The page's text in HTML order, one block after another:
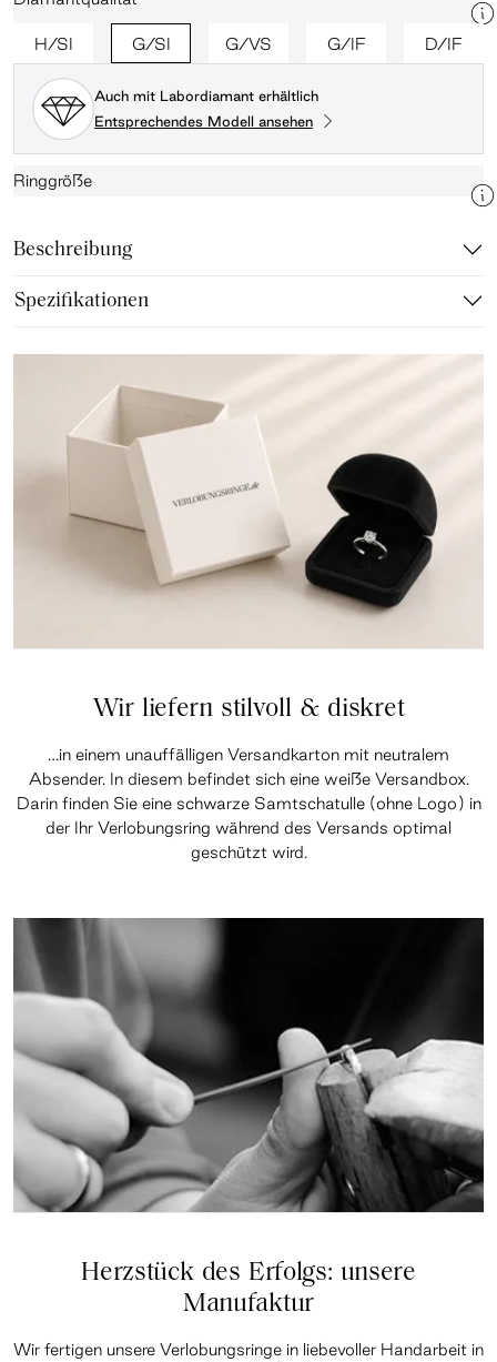
H/SI G/SI G/VS G/IF D/IF
Auch mit Labordiamant erhältlich
Entsprechendes Modell ansehen
Ringgröße
Beschreibung
Spezifikationen
Wir liefern stilvoll & diskret
…in einem unauffälligen Versandkarton mit neutralem
Absender. In diesem befindet sich eine weiße Versandbox.
Darin finden Sie eine schwarze Samtschatulle (ohne Logo) in
der Ihr Verlobungsring während des Versands optimal
geschützt wird.
Herzstück des Erfolgs: unsere
Manufaktur
Wir fertigen unsere Verlobungsringe in liebevoller Handarbeit in